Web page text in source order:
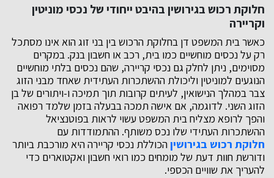
חלוקת רכוש בגירושין בהיבט ייחודי של נכסי מוניטין
וקריירה
כאשר בית המשפט דן בחלוקת הרכוש בין בני זוג הוא אינו מסתכל
רק על נכסים מוחשיים כמו בית, רכב או חשבון בנק. במקרים
מסוימים, ניתן לחלק גם נכסי קריירה, שהם נכסים בלתי מוחשיים
הנוגעים למוניטין וליכולת ההשתכרות העתידית שאחד מבני הזוג
צבר במהלך הנישואין, לעיתים קרובות תוך תמיכה ו-ויתורים של בן
הזוג השני. לדוגמה, אם אישה תמכה בבעלה בזמן שלמד רפואה
והפך לרופא מצליח בית המשפט עשוי לראות בפוטנציאל
ההשתכרות העתידי שלו נכס משותף. ההתמודדות עם
חלוקת רכוש בגירושיןהכוללת נכסי קריירה היא מורכבת ביותר
ודורשת חוות דעת של מומחים כמו רואי חשבון ואקטוארים כדי
להעריך את שוויים הכספי.